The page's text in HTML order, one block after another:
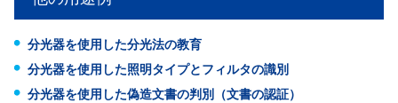
分光器を使用した分光法の教育
分光器を使用した照明タイプとフィルタの識別
分光器を使用した偽造文書の判別（文書の認証）